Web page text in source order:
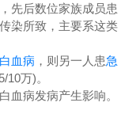
后数位家族成员患
染所致，主要系这类
血病 ，则另一人患急
万)。
病发病产生影响。